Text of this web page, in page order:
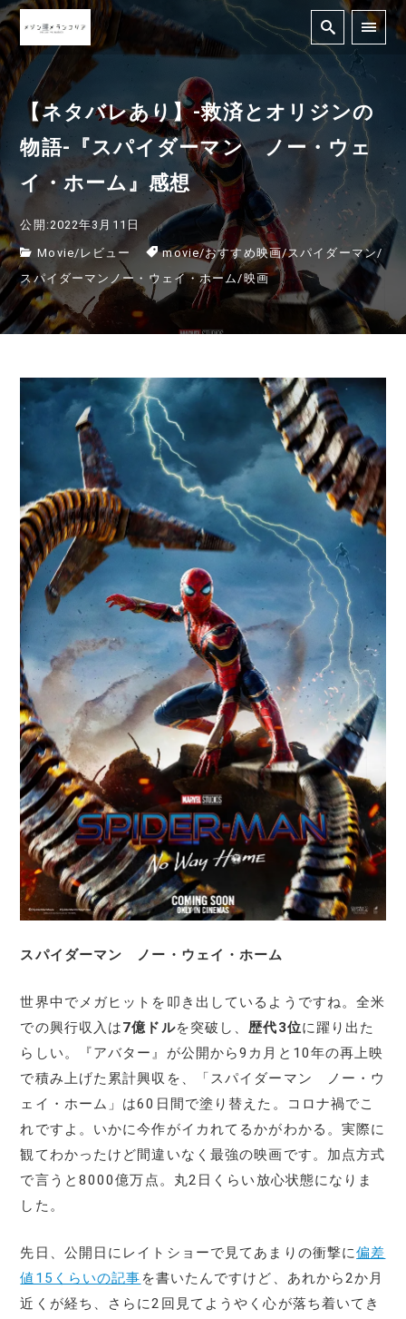
【ネタバレあり】-救済とオリジンの
物語-『スパイダーマン ノー・ウェ
イ・ホーム』感想
公開:2022年3月11日
Movie/ レビュー movie/おすすめ映画/スパイダーマン /
スパイダーマンノー・ウェイ・ホーム /映画
スパイダーマン ノー・ウェイ・ホーム
世界中でメガヒットを叩き出しているようですね。全米
での興行収入は7億ドルを突破し、歴代3位に躍り出た
らしい。『アバター』が公開から9カ月と10年の再上映
で積み上げた累計興収を、「スパイダーマン ノー・ウ
ェイ・ホーム」は60日間で塗り替えた。コロナ禍でこ
れですよ。いかに今作がイカれてるかがわかる。実際に
観てわかったけど間違いなく最強の映画です。加点方式
で言うと8000億万点。丸2日くらい放心状態になりま
した。
先日、公開日にレイトショーで見てあまりの衝撃に偏差
値15くらいの記事 を書いたんですけど、あれから2か月
近くが経ち、さらに2回見てようやく心が落ち着いてき